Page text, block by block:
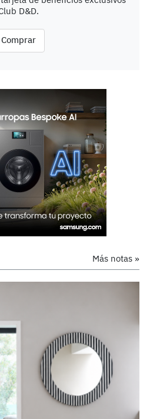
D&D.
Comprar
Más notas »